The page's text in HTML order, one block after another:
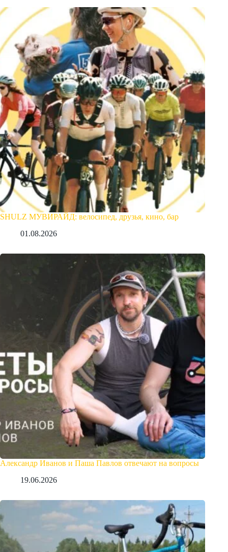
SHULZ МУВИРАЙД: велосипед, друзья, кино, бар
01.08.2026
Александр Иванов и Паша Павлов отвечают на вопросы
19.06.2026